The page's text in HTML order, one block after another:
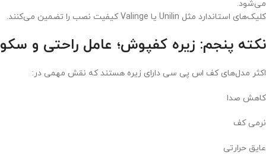
می‌شود.
کلیک‌های استاندارد مثل Unilin یا Valinge کیفیت نصب را تضمین می‌کنند.
نکته پنجم: زیره کفپوش؛ عامل راحتی و
اکثر مدل‌های کف اس پی سی دارای زیره هستند که نقش مهمی در:
کاهش صدا
نرمی کف
عایق حرارتی